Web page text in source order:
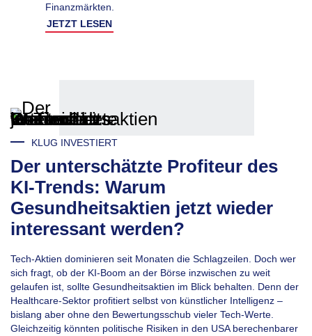
Finanzmärkten.
JETZT LESEN
KLUG INVESTIERT
Der unterschätzte Profiteur des
KI-Trends: Warum
Gesundheitsaktien jetzt wieder
interessant werden?
Tech-Aktien dominieren seit Monaten die Schlagzeilen. Doch wer
sich fragt, ob der KI-Boom an der Börse inzwischen zu weit
gelaufen ist, sollte Gesundheitsaktien im Blick behalten. Denn der
Healthcare-Sektor profitiert selbst von künstlicher Intelligenz –
bislang aber ohne den Bewertungsschub vieler Tech-Werte.
Gleichzeitig könnten politische Risiken in den USA berechenbarer